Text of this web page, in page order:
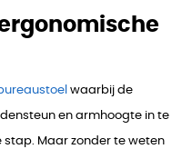
waarbij de
en armhoogte in te
stap. Maar zonder te weten